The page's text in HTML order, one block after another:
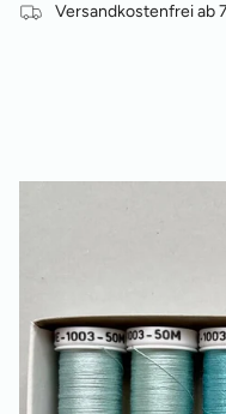
Versandkostenfrei ab